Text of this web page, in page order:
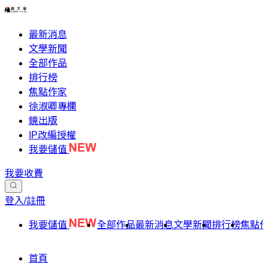
最新消息
文學新聞
全部作品
排行榜
焦點作家
徐淑卿專欄
鏡出版
IP改編授權
我要儲值
我要收費
登入/註冊
我要儲值 全部作品最新消息文學新聞排行榜焦點
首頁